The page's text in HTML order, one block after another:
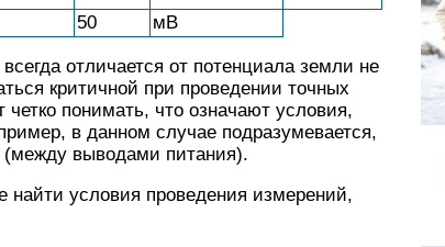
50 мВ
отличается от потенциала земли не
критичной при проведении точных
понимать, что означают условия,
в данном случае подразумевается,
(между выводами питания).
условия проведения измерений,